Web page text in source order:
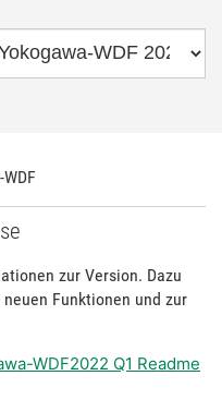
zur Version. Dazu
Funktionen und zur
WDF2022 Q1 Readme